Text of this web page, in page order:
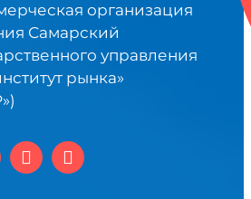
организация
Самарский
управления
рынка»